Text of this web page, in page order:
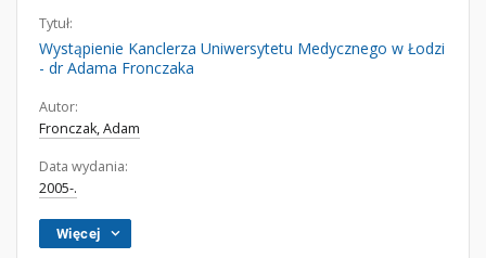
Tytuł:
Wystąpienie Kanclerza Uniwersytetu Medycznego w Łodzi
- dr Adama Fronczaka
Autor:
Fronczak, Adam
Data wydania:
2005-.
Więcej